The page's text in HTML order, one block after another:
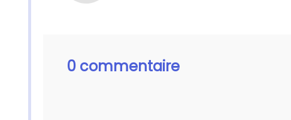
0 commentaire